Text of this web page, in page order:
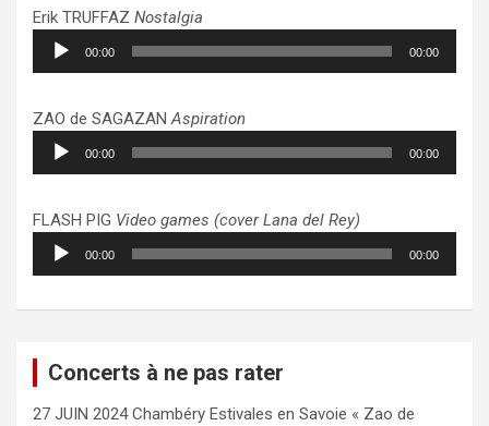
Erik TRUFFAZ Nostalgia
Lecteur
audio
00:00 00:00
ZAO de SAGAZANAspiration
Lecteur
audio
00:00 00:00
FLASH PIG Video games (cover Lana del Rey)
Lecteur
audio
00:00 00:00
Concerts à ne pas rater
27 JUIN 2024 Chambéry Estivales en Savoie « Zao de